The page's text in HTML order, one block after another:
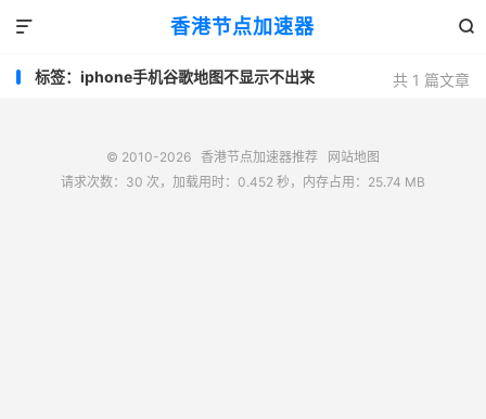
香港节点加速器 

共 1 篇文章
标签：iphone手机谷歌地图不显示不出来
© 2010-2026 香港节点加速器推荐
网站地图
请求次数：30 次，加载用时：0.452 秒，内存占用：25.74 MB